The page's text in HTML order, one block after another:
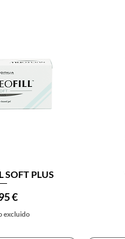
SOFT PLUS
€
excluido